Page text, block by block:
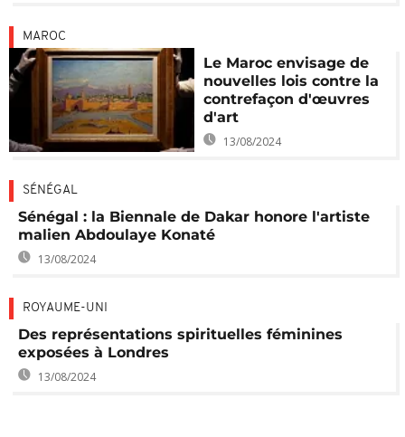
MAROC
Le Maroc envisage de
nouvelles lois contre la
contrefaçon d'œuvres
d'art
13/08/2024
SÉNÉGAL
Sénégal : la Biennale de Dakar honore l'artiste
malien Abdoulaye Konaté
13/08/2024
ROYAUME-UNI
Des représentations spirituelles féminines
exposées à Londres
13/08/2024